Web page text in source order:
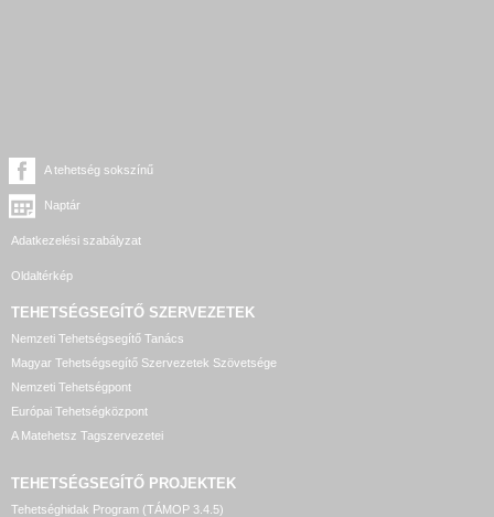
A tehetség sokszínű
Naptár
Adatkezelési szabályzat
Oldaltérkép
TEHETSÉGSEGÍTŐ SZERVEZETEK
Nemzeti Tehetségsegítő Tanács
Magyar Tehetségsegítő Szervezetek Szövetsége
Nemzeti Tehetségpont
Európai Tehetségközpont
A Matehetsz Tagszervezetei
TEHETSÉGSEGÍTŐ PROJEKTEK
Tehetséghidak Program (TÁMOP 3.4.5)